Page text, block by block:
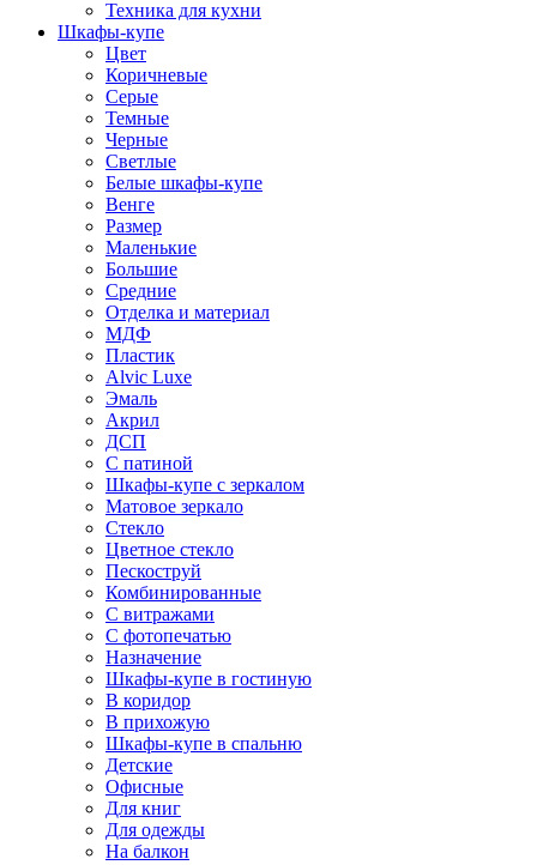
Техника для кухни
Шкафы-купе
Цвет
Коричневые
Серые
Темные
Черные
Светлые
Белые шкафы-купе
Венге
Размер
Маленькие
Большие
Средние
Отделка и материал
МДФ
Пластик
Alvic Luxe
Эмаль
Акрил
ДСП
С патиной
Шкафы-купе с зеркалом
Матовое зеркало
Стекло
Цветное стекло
Пескоструй
Комбинированные
С витражами
С фотопечатью
Назначение
Шкафы-купе в гостиную
В коридор
В прихожую
Шкафы-купе в спальню
Детские
Офисные
Для книг
Для одежды
На балкон